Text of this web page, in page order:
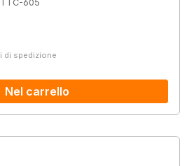
605
di spedizione
Nel carrello